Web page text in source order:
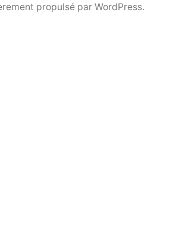
propulsé par WordPress.